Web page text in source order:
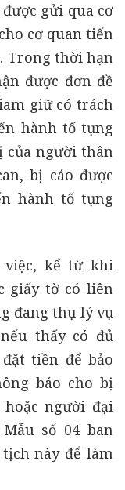
gửi qua cơ
cơ quan tiến
Trong thời hạn
được đơn đề
giữ có trách
hành tố tụng
của người thân
bị cáo được
hành tố tụng
việc, kể từ khi
giấy tờ có liên
đang thụ lý vụ
thấy có đủ
tiền để bảo
báo cho bị
người đại
số 04 ban
này để làm